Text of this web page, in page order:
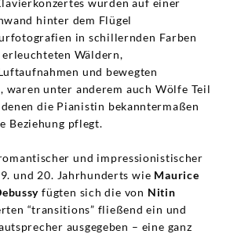
hinter dem Flügel
in schillernden Farben
Wäldern,
und bewegten
waren unter anderem auch Wölfe Teil
die Pianistin bekanntermaßen
Beziehung pflegt.
und impressionistischer
und 20. Jahrhunderts wie Maurice
fügten sich die von Nitin
“transitions” fließend ein und
ausgegeben – eine ganz